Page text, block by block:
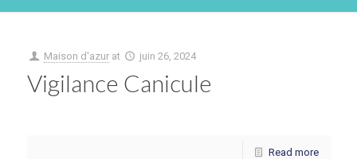
Maison d'azur at juin 26, 2024
Vigilance Canicule
Read more